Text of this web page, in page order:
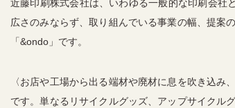
近藤印刷株式会社は、いわゆる一般的な印刷会社
広さのみならず、取り組んでいる事業の幅、提案
「&ondo」です。
〈お店や工場から出る端材や廃材に息を吹き込
です。単なるリサイクルグッズ、アップサイクル